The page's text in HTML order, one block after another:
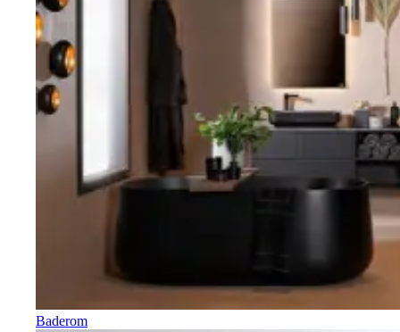
Baderom